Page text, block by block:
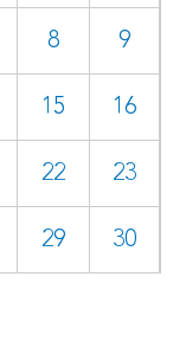
8 9
15 16
22 23
29 30